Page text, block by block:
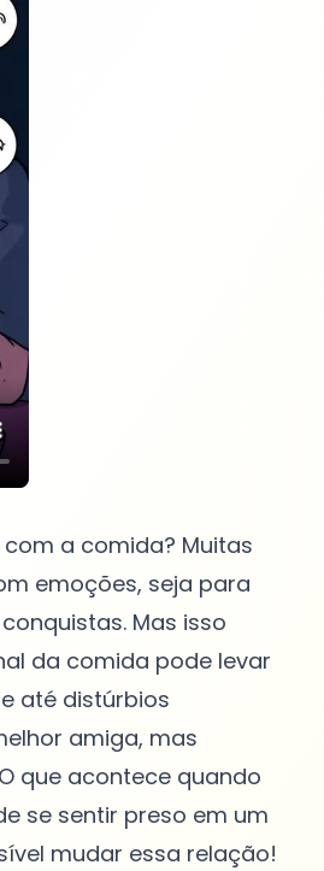
a comida? Muitas
emoções, seja para
Mas isso
da comida pode levar
até distúrbios
amiga, mas
que acontece quando
se sentir preso em um
mudar essa relação!